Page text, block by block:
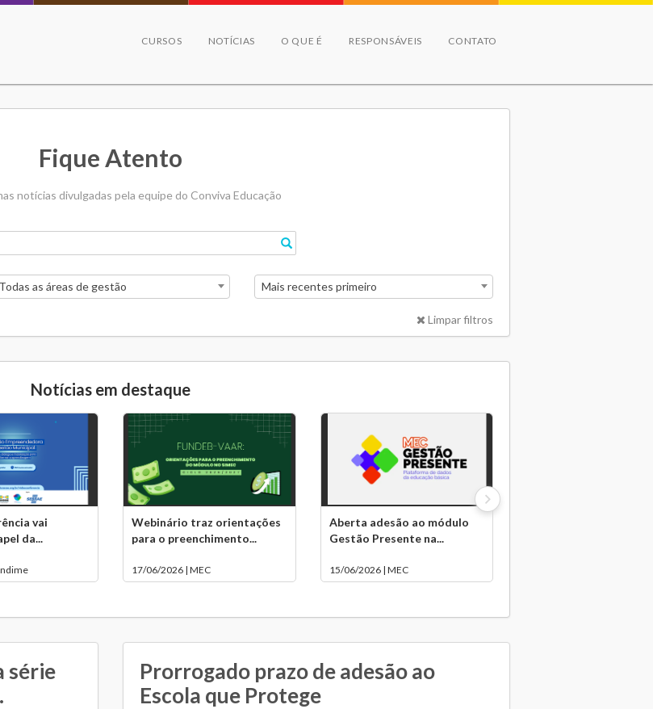
CURSOS NOTÍCIAS O QUE É RESPONSÁVEIS CONTATO
Fique Atento
notícias divulgadas pela equipe do Conviva Educação
Todas as áreas de gestão Mais recentes primeiro
Limpar filtros
Notícias em destaque
vai
da...
Webinário traz orientações
para o preenchimento...
17/06/2026 | MEC
Aberta adesão ao módulo
Gestão Presente na...
15/06/2026 | MEC
série
Prorrogado prazo de adesão ao
Escola que Protege